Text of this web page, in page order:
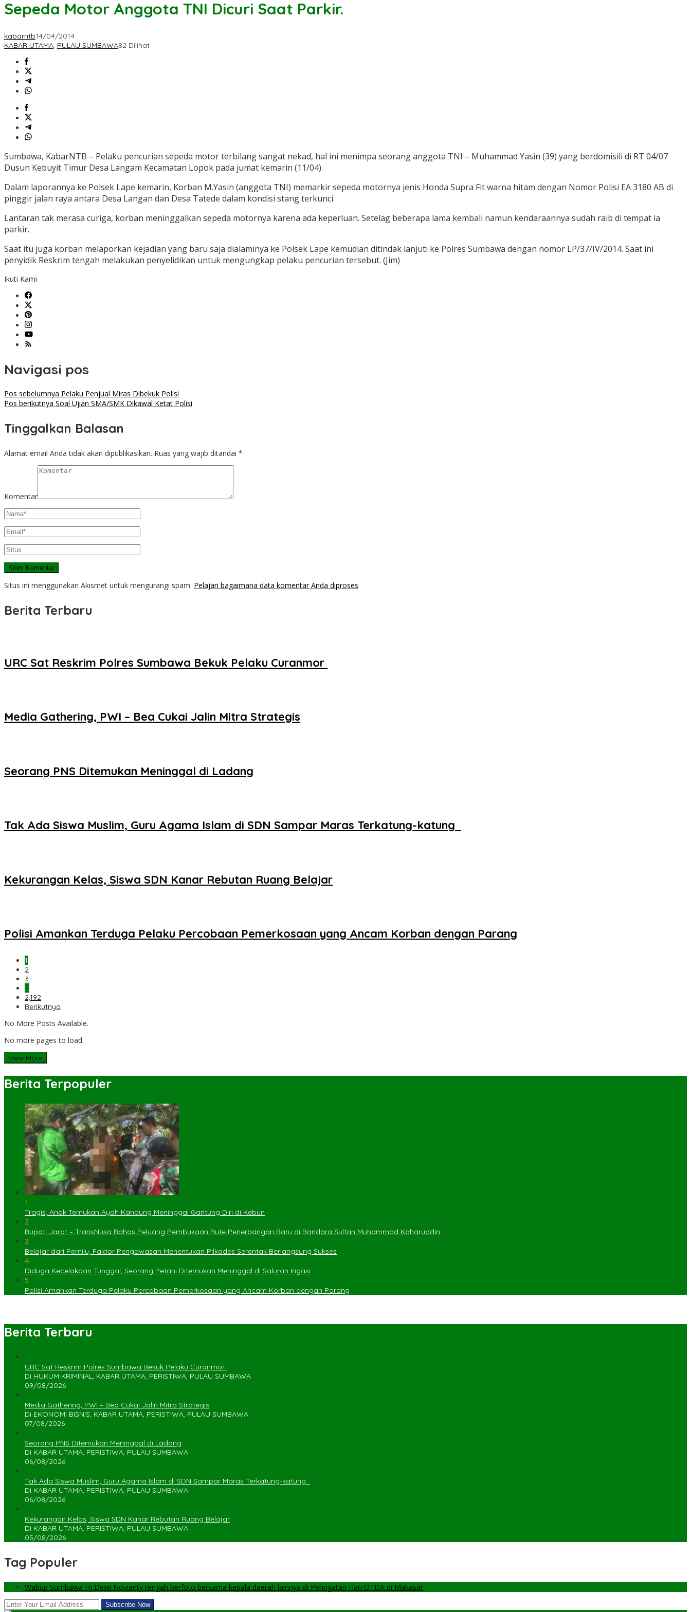
Sepeda Motor Anggota TNI Dicuri Saat Parkir.
kabarntb14/04/2014
KABAR UTAMA, PULAU SUMBAWA82 Dilihat
Sumbawa, KabarNTB – Pelaku pencurian sepeda motor terbilang sangat nekad, hal ini menimpa seorang anggota TNI – Muhammad Yasin (39) yang berdomisili di RT 04/07
Dusun Kebuyit Timur Desa Langam Kecamatan Lopok pada jumat kemarin (11/04).
Dalam laporannya ke Polsek Lape kemarin, Korban M.Yasin (anggota TNI) memarkir sepeda motornya jenis Honda Supra Fit warna hitam dengan Nomor Polisi EA 3180 AB di
pinggir jalan raya antara Desa Langan dan Desa Tatede dalam kondisi stang terkunci.
Lantaran tak merasa curiga, korban meninggalkan sepeda motornya karena ada keperluan. Setelag beberapa lama kembali namun kendaraannya sudah raib di tempat ia
parkir.
Saat itu juga korban melaporkan kejadian yang baru saja dialaminya ke Polsek Lape kemudian ditindak lanjuti ke Polres Sumbawa dengan nomor LP/37/IV/2014. Saat ini
penyidik Reskrim tengah melakukan penyelidikan untuk mengungkap pelaku pencurian tersebut. (Jim)
Ikuti Kami
Navigasi pos
Pos sebelumnya Pelaku Penjual Miras Dibekuk Polisi
Pos berikutnya Soal Ujian SMA/SMK Dikawal Ketat Polisi
Tinggalkan Balasan
Alamat email Anda tidak akan dipublikasikan. Ruas yang wajib ditandai *
Komentar
Situs ini menggunakan Akismet untuk mengurangi spam. Pelajari bagaimana data komentar Anda diproses
Berita Terbaru
URC Sat Reskrim Polres Sumbawa Bekuk Pelaku Curanmor ‎
Media Gathering, PWI – Bea Cukai Jalin Mitra Strategis
Seorang PNS Ditemukan Meninggal di Ladang
Tak Ada Siswa Muslim, Guru Agama Islam di SDN Sampar Maras Terkatung-katung ‎
Kekurangan Kelas, Siswa SDN Kanar Rebutan Ruang Belajar
Polisi Amankan Terduga Pelaku Percobaan Pemerkosaan yang Ancam Korban dengan Parang
1
2
3
…
2,192
Berikutnya
No More Posts Available.
No more pages to load.
View More
Berita Terpopuler
1
Tragis, Anak Temukan Ayah Kandung Meninggal Gantung Diri di Kebun
2
Bupati Jarot – TransNusa Bahas Peluang Pembukaan Rute Penerbangan Baru di Bandara Sultan Muhammad Kaharuddin
3
Belajar dari Pemilu, Faktor Pengawasan Menentukan Pilkades Serentak Berlangsung Sukses
4
Diduga Kecelakaan Tunggal, Seorang Petani Ditemukan Meninggal di Saluran Irigasi
5
Polisi Amankan Terduga Pelaku Percobaan Pemerkosaan yang Ancam Korban dengan Parang
Berita Terbaru
URC Sat Reskrim Polres Sumbawa Bekuk Pelaku Curanmor ‎
Di HUKUM KRIMINAL, KABAR UTAMA, PERISTIWA, PULAU SUMBAWA
09/08/2026
Media Gathering, PWI – Bea Cukai Jalin Mitra Strategis
Di EKONOMI BISNIS, KABAR UTAMA, PERISTIWA, PULAU SUMBAWA
07/08/2026
Seorang PNS Ditemukan Meninggal di Ladang
Di KABAR UTAMA, PERISTIWA, PULAU SUMBAWA
06/08/2026
Tak Ada Siswa Muslim, Guru Agama Islam di SDN Sampar Maras Terkatung-katung ‎
Di KABAR UTAMA, PERISTIWA, PULAU SUMBAWA
06/08/2026
Kekurangan Kelas, Siswa SDN Kanar Rebutan Ruang Belajar
Di KABAR UTAMA, PERISTIWA, PULAU SUMBAWA
05/08/2026
Tag Populer
Wabup Sumbawa Hj Dewi Novianty tengah berfoto bersama kepala daerah lainnya di Peringatan Hari OTDA di Makasar